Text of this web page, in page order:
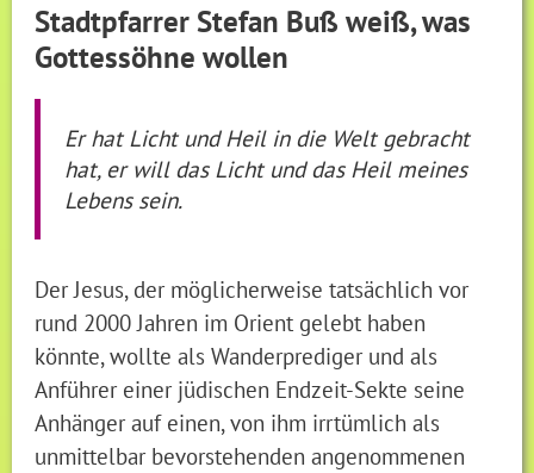
Stadtpfarrer Stefan Buß weiß, was
Gottessöhne wollen
Er hat Licht und Heil in die Welt gebracht
hat, er will das Licht und das Heil meines
Lebens sein.
Der Jesus, der möglicherweise tatsächlich vor
rund 2000 Jahren im Orient gelebt haben
könnte, wollte als Wanderprediger und als
Anführer einer jüdischen Endzeit-Sekte seine
Anhänger auf einen, von ihm irrtümlich als
unmittelbar bevorstehenden angenommenen